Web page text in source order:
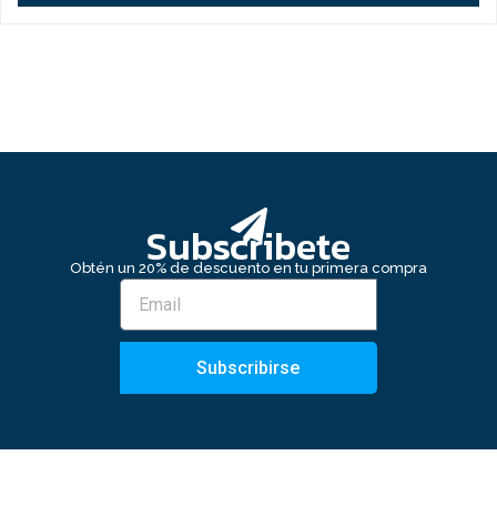
Subscribete
Obtén un 20% de descuento en tu primera compra
Subscribirse